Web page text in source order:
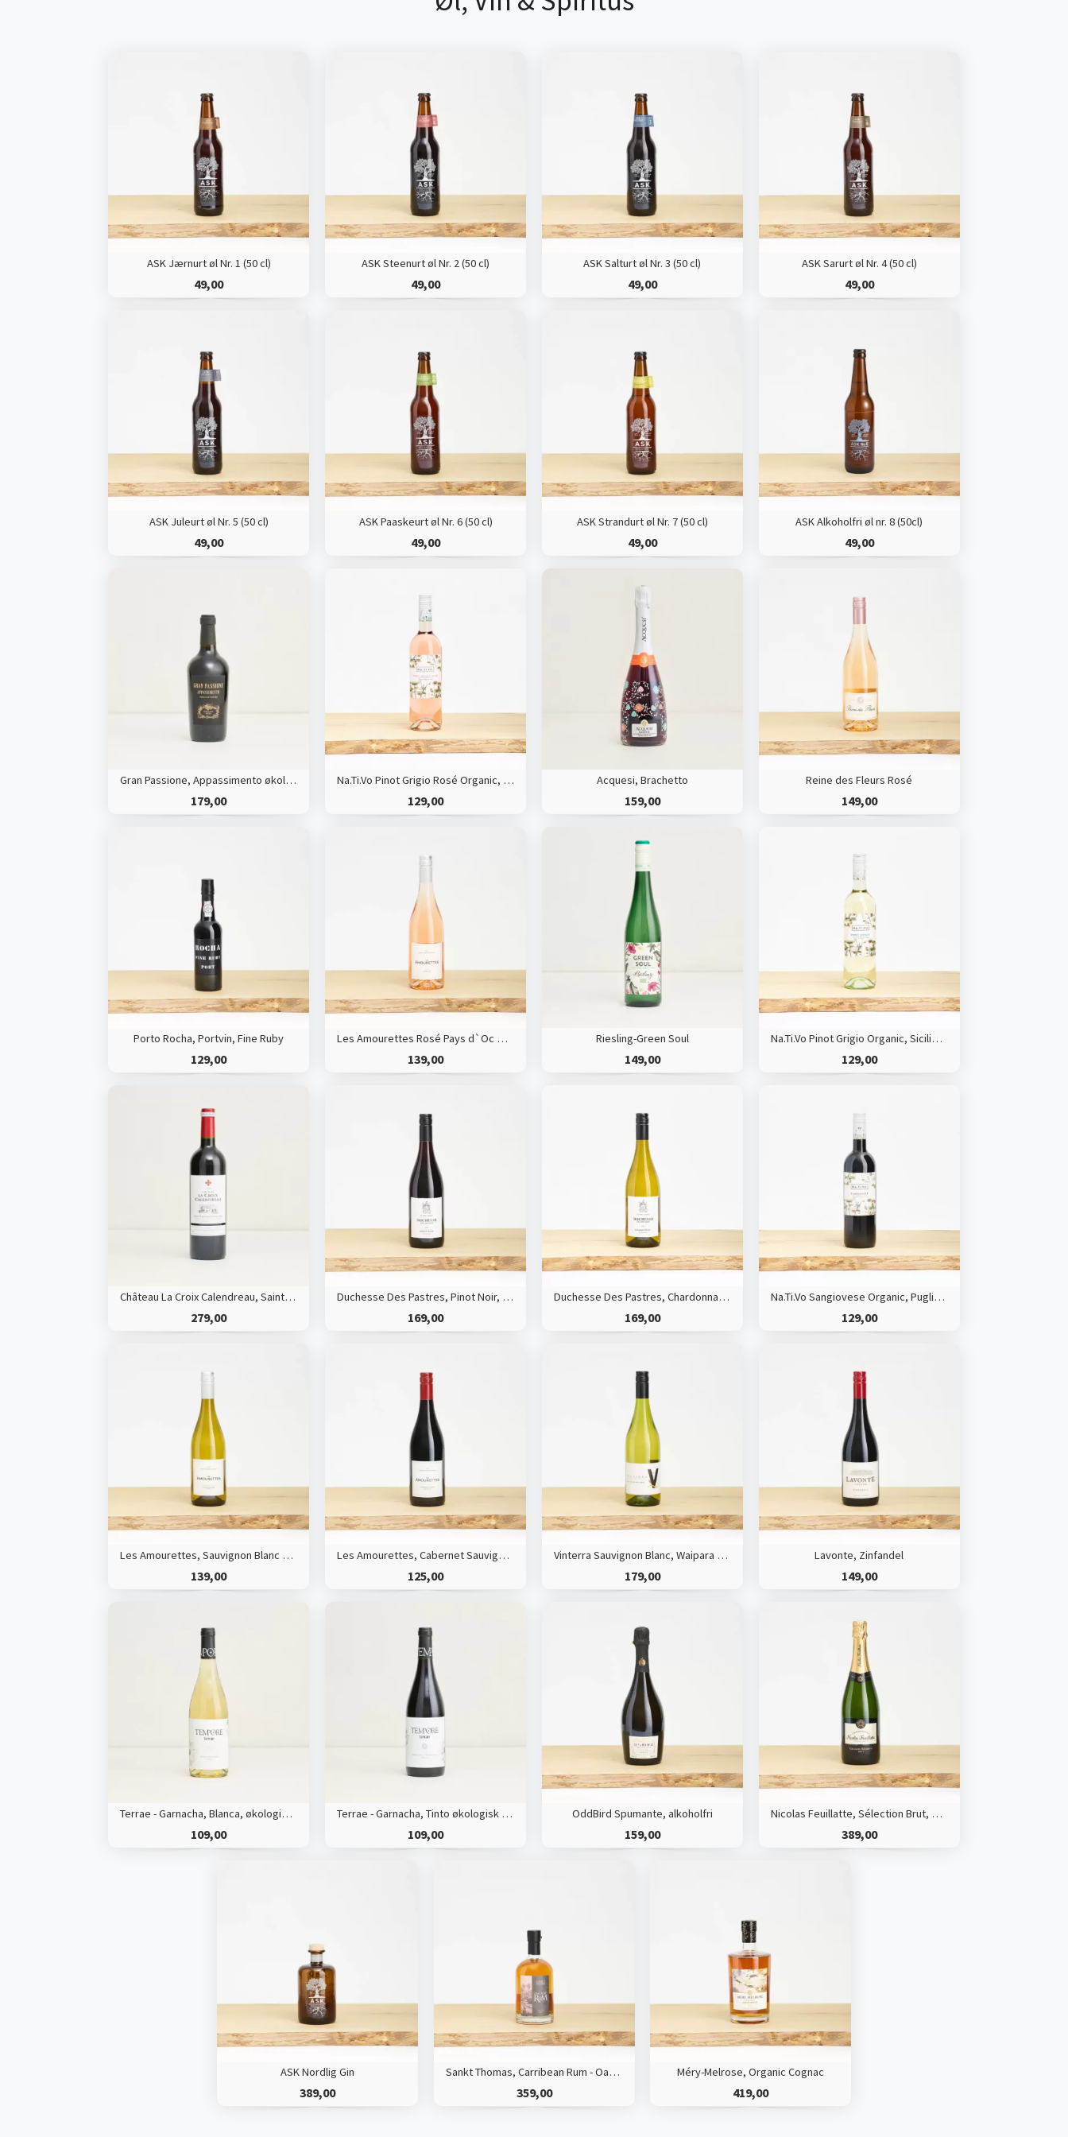
ASK Jærnurt øl Nr. 1 (50 cl)
49,00
ASK Steenurt øl Nr. 2 (50 cl)
49,00
ASK Salturt øl Nr. 3 (50 cl)
49,00
ASK Sarurt øl Nr. 4 (50 cl)
49,00
ASK Juleurt øl Nr. 5 (50 cl)
49,00
ASK Paaskeurt øl Nr. 6 (50 cl)
49,00
ASK Strandurt øl Nr. 7 (50 cl)
49,00
ASK Alkoholfri øl nr. 8 (50cl)
49,00
Gran Passione, Appassimento økologisk
179,00
Na.Ti.Vo Pinot Grigio Rosé Organic, Sicilien, Italy
129,00
Acquesi, Brachetto
159,00
Reine des Fleurs Rosé
149,00
Porto Rocha, Portvin, Fine Ruby
129,00
Les Amourettes Rosé Pays d`Oc HVE
139,00
Riesling-Green Soul
149,00
Na.Ti.Vo Pinot Grigio Organic, Sicilien, Italy
129,00
Château La Croix Calendreau, Saint Emilion Grand Cru *HVE*
279,00
Duchesse Des Pastres, Pinot Noir, HVE
169,00
Duchesse Des Pastres, Chardonnay, HVE
169,00
Na.Ti.Vo Sangiovese Organic, Puglia, Italy
129,00
Les Amourettes, Sauvignon Blanc HVE
139,00
Les Amourettes, Cabernet Sauvignon/Syrah, Languedoc HVE
125,00
Vinterra Sauvignon Blanc, Waipara Valley
179,00
Lavonte, Zinfandel
149,00
Terrae - Garnacha, Blanca, økologisk hvidvin
109,00
Terrae - Garnacha, Tinto økologisk rødvin
109,00
OddBird Spumante, alkoholfri
159,00
Nicolas Feuillatte, Sélection Brut, Champagne
389,00
ASK Nordlig Gin
389,00
Sankt Thomas, Carribean Rum - Oak Aged
359,00
Méry-Melrose, Organic Cognac
419,00